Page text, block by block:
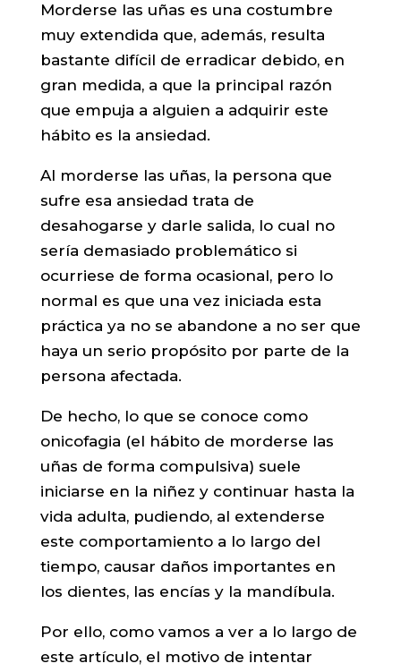
Morderse las uñas es una costumbre
muy extendida que, además, resulta
bastante difícil de erradicar debido, en
gran medida, a que la principal razón
que empuja a alguien a adquirir este
hábito es la ansiedad.
Al morderse las uñas, la persona que
sufre esa ansiedad trata de
desahogarse y darle salida, lo cual no
sería demasiado problemático si
ocurriese de forma ocasional, pero lo
normal es que una vez iniciada esta
práctica ya no se abandone a no ser que
haya un serio propósito por parte de la
persona afectada.
De hecho, lo que se conoce como
onicofagia (el hábito de morderse las
uñas de forma compulsiva) suele
iniciarse en la niñez y continuar hasta la
vida adulta, pudiendo, al extenderse
este comportamiento a lo largo del
tiempo, causar daños importantes en
los dientes, las encías y la mandíbula.
Por ello, como vamos a ver a lo largo de
este artículo, el motivo de intentar